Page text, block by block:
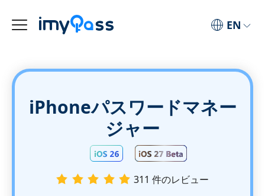
EN
iPhoneパスワードマネー
ジャー
311 件のレビュー